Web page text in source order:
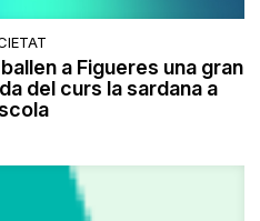
a Figueres una gran
del curs la sardana a